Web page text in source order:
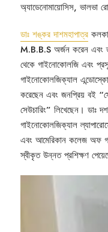
অ্যাডেনোমায়োসিস, ভালভা
ডাঃ শঙ্কর দাশমহাপাত্র
M.B.B.S অর্জন করেন এবং
থেকে গাইনোকোলজি এবং
গাইনোকোলজিক্যাল
করেছেন এবং জনপ্রিয় বই
সেউচারিং” লিখেছেন। ডাঃ
গাইনোকোলজিক্যাল
এবং আমেরিকান কলেজ অফ
স্বীকৃত উন্নত প্রশিক্ষণ